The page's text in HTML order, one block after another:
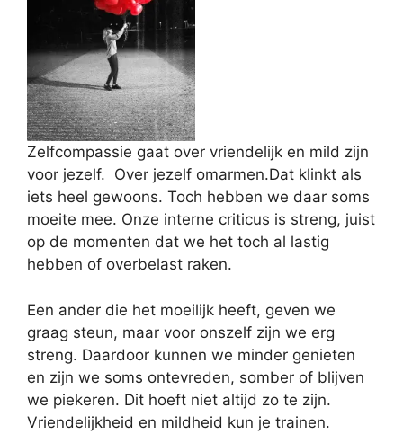
Zelfcompassie gaat over vriendelijk en mild zijn
voor jezelf. Over jezelf omarmen.Dat klinkt als
iets heel gewoons. Toch hebben we daar soms
moeite mee. Onze interne criticus is streng, juist
op de momenten dat we het toch al lastig
hebben of overbelast raken.
Een ander die het moeilijk heeft, geven we
graag steun, maar voor onszelf zijn we erg
streng. Daardoor kunnen we minder genieten
en zijn we soms ontevreden, somber of blijven
we piekeren. Dit hoeft niet altijd zo te zijn.
Vriendelijkheid en mildheid kun je trainen.